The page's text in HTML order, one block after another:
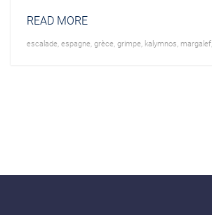
READ MORE
escalade, espagne, grèce, grimpe, kalymnos margalef,